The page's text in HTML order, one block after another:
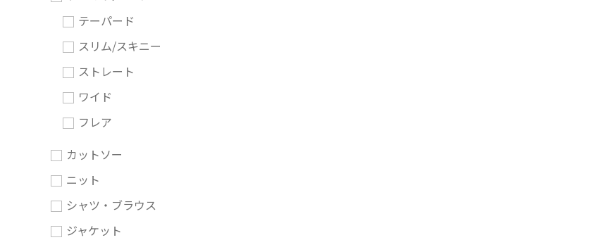
テーパード
スリム/スキニー
ストレート
ワイド
フレア
カットソー
ニット
シャツ・ブラウス
ジャケット